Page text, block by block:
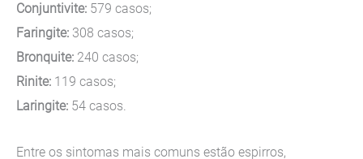
Conjuntivite: 579 casos;
Faringite: 308 casos;
Bronquite: 240 casos;
Rinite: 119 casos;
Laringite: 54 casos.
Entre os sintomas mais comuns estão espirros,